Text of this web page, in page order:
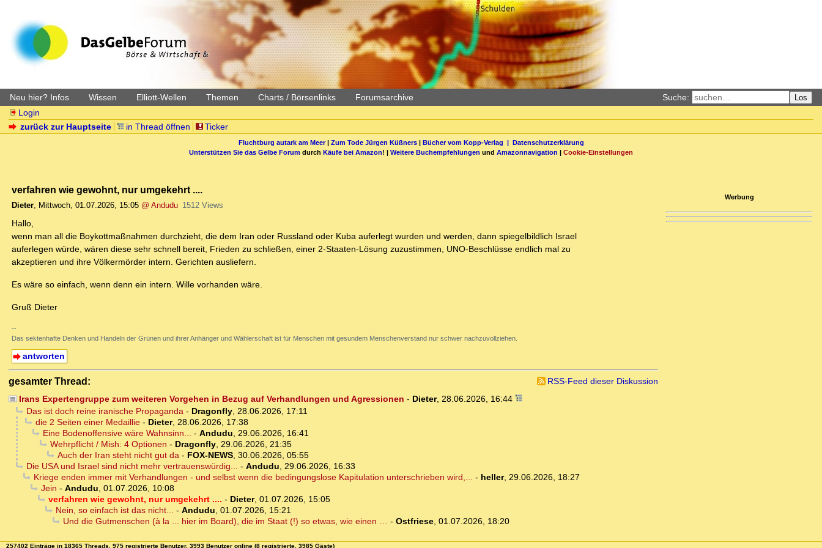
Neu hier? Infos Wissen Elliott-Wellen Themen Charts / Börsenlinks Forumsarchive Suche: Los
Login
zurück zur Hauptseite
in Thread öffnen Ticker
Fluchtburg autark am Meer| Zum Tode Jürgen Küßners| Bücher vom Kopp-Verlag | Datenschutzerklärung
Unterstützen Sie das Gelbe Forum durch Käufe bei Amazon! | Weitere Buchempfehlungen und Amazonnavigation | Cookie-Einstellungen
verfahren wie gewohnt, nur umgekehrt ....
Dieter, Mittwoch, 01.07.2026, 15:05 @ Andudu 1512 Views
Hallo,
wenn man all die Boykottmaßnahmen durchzieht, die dem Iran oder Russland oder Kuba auferlegt wurden und werden, dann spiegelbildlich Israel
auferlegen würde, wären diese sehr schnell bereit, Frieden zu schließen, einer 2-Staaten-Lösung zuzustimmen, UNO-Beschlüsse endlich mal zu
akzeptieren und ihre Völkermörder intern. Gerichten ausliefern.
Es wäre so einfach, wenn denn ein intern. Wille vorhanden wäre.
Gruß Dieter
--
Das sektenhafte Denken und Handeln der Grünen und ihrer Anhänger und Wählerschaft ist für Menschen mit gesundem Menschenverstand nur schwer nachzuvollziehen.
antworten
gesamter Thread:
RSS-Feed dieser Diskussion
Irans Expertengruppe zum weiteren Vorgehen in Bezug auf Verhandlungen und Agressionen - Dieter, 28.06.2026, 16:44
Das ist doch reine iranische Propaganda- Dragonfly, 28.06.2026, 17:11
die 2 Seiten einer Medaillie- Dieter, 28.06.2026, 17:38
Eine Bodenoffensive wäre Wahnsinn... - Andudu, 29.06.2026, 16:41
Wehrpflicht / Mish: 4 Optionen - Dragonfly, 29.06.2026, 21:35
Auch der Iran steht nicht gut da- FOX-NEWS, 30.06.2026, 05:55
Die USA und Israel sind nicht mehr vertrauenswürdig... - Andudu, 29.06.2026, 16:33
Kriege enden immer mit Verhandlungen - und selbst wenn die bedingungslose Kapitulation unterschrieben wird,... - heller, 29.06.2026, 18:27
Jein - Andudu, 01.07.2026, 10:08
verfahren wie gewohnt, nur umgekehrt .... - Dieter, 01.07.2026, 15:05
Nein, so einfach ist das nicht... - Andudu, 01.07.2026, 15:21
Und die Gutmenschen (à la ... hier im Board), die im Staat (!) so etwas, wie einen … - Ostfriese, 01.07.2026, 18:20
Werbung
257402 Einträge in 18365 Threads, 975 registrierte Benutzer, 3993 Benutzer online (8 registrierte, 3985 Gäste)